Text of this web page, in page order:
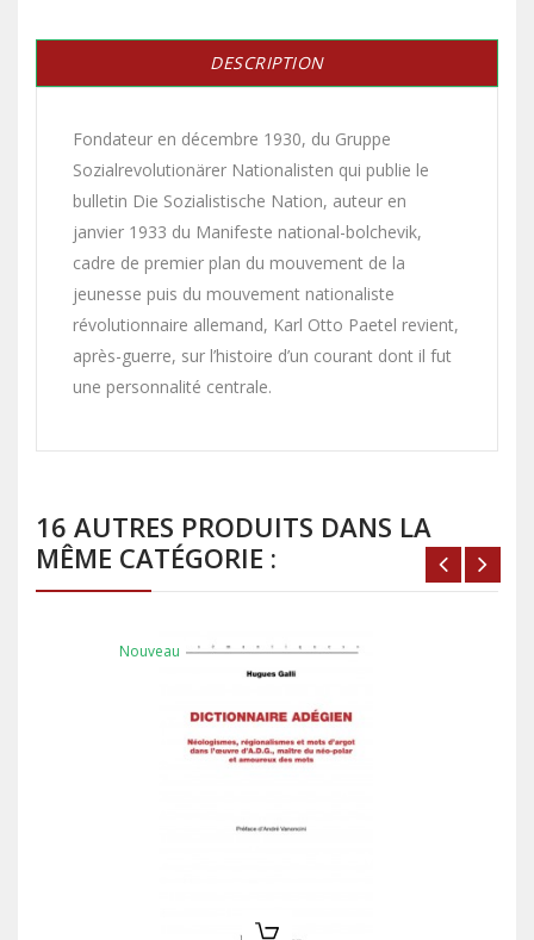
DESCRIPTION
Fondateur en décembre 1930, du Gruppe
Sozialrevolutionärer Nationalisten qui publie le
bulletin Die Sozialistische Nation, auteur en
janvier 1933 du Manifeste national-bolchevik,
cadre de premier plan du mouvement de la
jeunesse puis du mouvement nationaliste
révolutionnaire allemand, Karl Otto Paetel revient,
après-guerre, sur l’histoire d’un courant dont il fut
une personnalité centrale.
16 AUTRES PRODUITS DANS LA
MÊME CATÉGORIE :
Nouveau